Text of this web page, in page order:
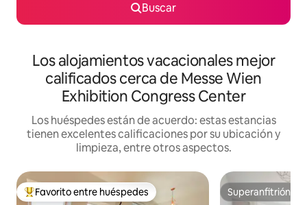
Buscar
Los alojamientos vacacionales mejor
calificados cerca de Messe Wien
Exhibition Congress Center
Los huéspedes están de acuerdo: estas estancias
tienen excelentes calificaciones por su ubicación y
limpieza, entre otros aspectos.
De los mejores en Favorito entre huéspedes
Favorito entre huéspedes Superanfitrión
Superanfitrión